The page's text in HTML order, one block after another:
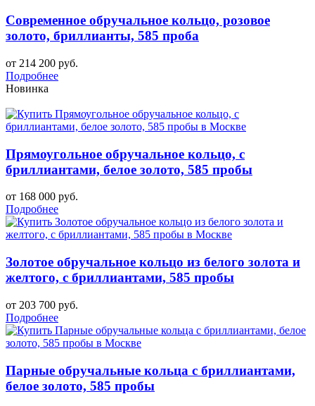
Современное обручальное кольцо, розовое
золото, бриллианты, 585 проба
от 214 200 руб.
Подробнее
Новинка
Прямоугольное обручальное кольцо, с
бриллиантами, белое золото, 585 пробы
от 168 000 руб.
Подробнее
Золотое обручальное кольцо из белого золота и
желтого, с бриллиантами, 585 пробы
от 203 700 руб.
Подробнее
Парные обручальные кольца с бриллиантами,
белое золото, 585 пробы